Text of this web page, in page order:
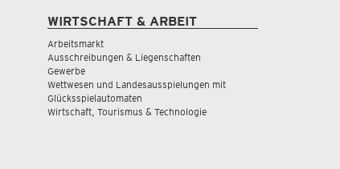
WIRTSCHAFT & ARBEIT
Arbeitsmarkt
Ausschreibungen & Liegenschaften
Gewerbe
Wettwesen und Landesausspielungen mit
Glücksspielautomaten
Wirtschaft, Tourismus & Technologie